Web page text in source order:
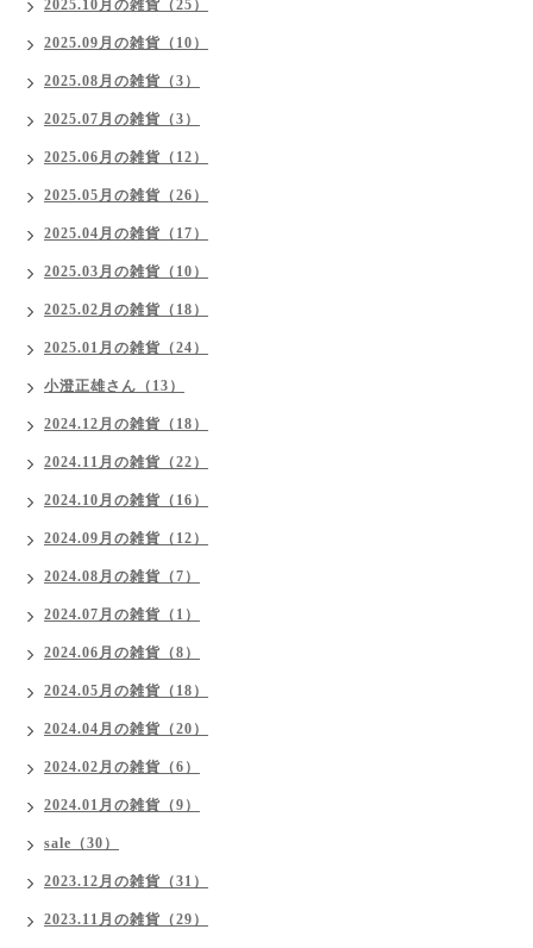
2025.10月の雑貨（25）
2025.09月の雑貨（10）
2025.08月の雑貨（3）
2025.07月の雑貨（3）
2025.06月の雑貨（12）
2025.05月の雑貨（26）
2025.04月の雑貨（17）
2025.03月の雑貨（10）
2025.02月の雑貨（18）
2025.01月の雑貨（24）
小澄正雄さん（13）
2024.12月の雑貨（18）
2024.11月の雑貨（22）
2024.10月の雑貨（16）
2024.09月の雑貨（12）
2024.08月の雑貨（7）
2024.07月の雑貨（1）
2024.06月の雑貨（8）
2024.05月の雑貨（18）
2024.04月の雑貨（20）
2024.02月の雑貨（6）
2024.01月の雑貨（9）
sale（30）
2023.12月の雑貨（31）
2023.11月の雑貨（29）